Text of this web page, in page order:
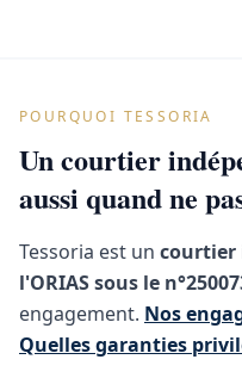
POURQUOI TESSORIA
Un courtier
aussi quand ne
Tessoria est un courtier
l'ORIAS sous le
engagement. Nos
Quelles garanties